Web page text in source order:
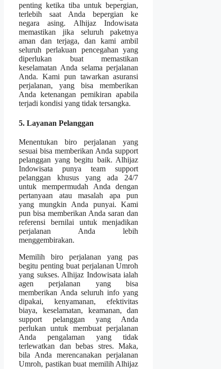
penting ketika tiba untuk bepergian,
terlebih saat Anda bepergian ke
negara asing. Alhijaz Indowisata
memastikan jika seluruh paketnya
aman dan terjaga, dan kami ambil
seluruh perlakuan pencegahan yang
diperlukan buat memastikan
keselamatan Anda selama perjalanan
Anda. Kami pun tawarkan asuransi
perjalanan, yang bisa memberikan
Anda ketenangan pemikiran apabila
terjadi kondisi yang tidak tersangka.
5. Layanan Pelanggan
Menentukan biro perjalanan yang
sesuai bisa memberikan Anda support
pelanggan yang begitu baik. Alhijaz
Indowisata punya team support
pelanggan khusus yang ada 24/7
untuk mempermudah Anda dengan
pertanyaan atau masalah apa pun
yang mungkin Anda punyai. Kami
pun bisa memberikan Anda saran dan
referensi bernilai untuk menjadikan
perjalanan Anda lebih
menggembirakan.
Memilih biro perjalanan yang pas
begitu penting buat perjalanan Umroh
yang sukses. Alhijaz Indowisata ialah
agen perjalanan yang bisa
memberikan Anda seluruh info yang
dipakai, kenyamanan, efektivitas
biaya, keselamatan, keamanan, dan
support pelanggan yang Anda
perlukan untuk membuat perjalanan
Anda pengalaman yang tidak
terlewatkan dan bebas stres. Maka,
bila Anda merencanakan perjalanan
Umroh, pastikan buat memilih Alhijaz